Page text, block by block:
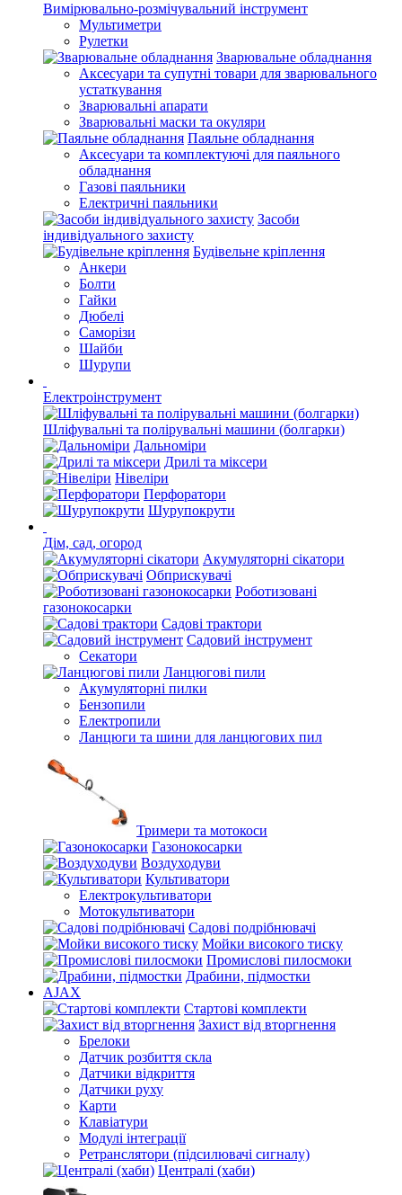
Вимірювально-розмічувальний інструмент
Мультиметри
Рулетки
Зварювальне обладнання
Аксесуари та супутні товари для зварювального
устаткування
Зварювальні апарати
Зварювальні маски та окуляри
Паяльне обладнання
Аксесуари та комплектуючі для паяльного
обладнання
Газові паяльники
Електричні паяльники
Засоби
індивідуального захисту
Будівельне кріплення
Анкери
Болти
Гайки
Дюбелі
Саморізи
Шайби
Шурупи
Електроінструмент
Шліфувальні та полірувальні машини (болгарки)
Дальноміри
Дрилі та міксери
Нівеліри
Перфоратори
Шурупокрути
Дім, сад, огород
Акумуляторні сікатори
Обприскувачі
Роботизовані
газонокосарки
Садові трактори
Садовий інструмент
Секатори
Ланцюгові пили
Акумуляторні пилки
Бензопили
Електропили
Ланцюги та шини для ланцюгових пил
Тримери та мотокоси
Газонокосарки
Воздуходуви
Культиватори
Електрокультиватори
Мотокультиватори
Садові подрібнювачі
Мойки високого тиску
Промислові пилосмоки
Драбини, підмостки
AJAX
Стартові комплекти
Захист від вторгнення
Брелоки
Датчик розбиття скла
Датчики відкриття
Датчики руху
Карти
Клавіатури
Модулі інтеграції
Ретранслятори (підсилювачі сигналу)
Централі (хаби)